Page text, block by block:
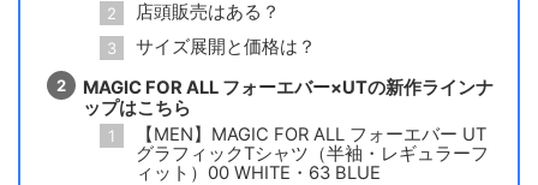
店頭販売はある？
サイズ展開と価格は？
MAGIC FOR ALL フォーエバー×UTの新作ラインナ
ップはこちら
【MEN】MAGIC FOR ALL フォーエバー UT
グラフィックTシャツ（半袖・レギュラーフ
ィット）00 WHITE・63 BLUE